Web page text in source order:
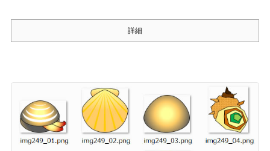
詳細